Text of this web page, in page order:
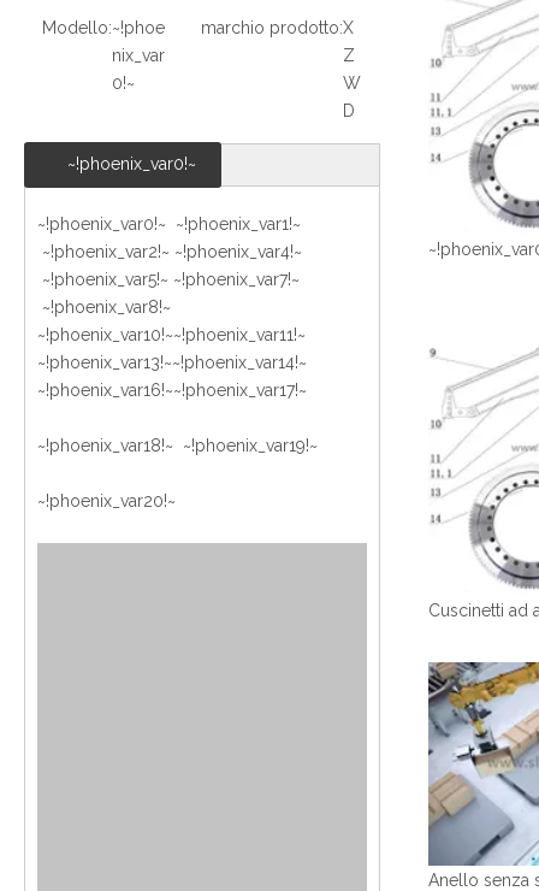
Modello:~!phoe
nix_var
0!~
marchio prodotto:X
Z
W
D
~!phoenix_var0!~
~!phoenix_var0!~ ~!phoenix_var1!~
~!phoenix_var2!~ ~!phoenix_var4!~
~!phoenix_var5!~ ~!phoenix_var7!~
~!phoenix_var8!~
~!phoenix_var10!~~!phoenix_var11!~
~!phoenix_var13!~~!phoenix_var14!~
~!phoenix_var16!~~!phoenix_var17!~
~!phoenix_var18!~ ~!phoenix_var19!~
~!phoenix_var20!~